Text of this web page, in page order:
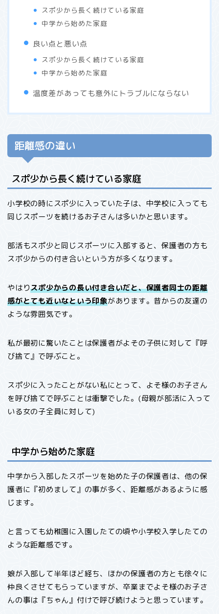
スポ少から長く続けている家庭
中学から始めた家庭
良い点と悪い点
スポ少から長く続けている家庭
中学から始めた家庭
温度差があっても意外にトラブルにならない
距離感の違い
スポ少から長く続けている家庭
小学校の時にスポ少に入っていた子は、中学校に入っても
同じスポーツを続けるお子さんは多いかと思います。
部活もスポ少と同じスポーツに入部すると、保護者の方も
スポ少からの付き合いという方が多くなります。
やはりスポ少からの長い付き合いだと、保護者同士の距離
感がとても近いなという印象があります。昔からの友達の
ような雰囲気です。
私が最初に驚いたことは保護者がよその子供に対して『呼
び捨て』で呼ぶこと。
スポ少に入ったことがない私にとって、よそ様のお子さん
を呼び捨てで呼ぶことは衝撃でした。(母親が部活に入って
いる女の子全員に対して)
中学から始めた家庭
中学から入部したスポーツを始めた子の保護者は、他の保
護者に『初めまして』の事が多く、距離感があるように感
じます。
と言っても幼稚園に入園したての頃や小学校入学したての
ような距離感です。
娘が入部して半年ほど経ち、ほかの保護者の方とも徐々に
仲良くさせてもらっていますが、卒業までよそ様のお子さ
んの事は『ちゃん』付けで呼び続けようと思っています。